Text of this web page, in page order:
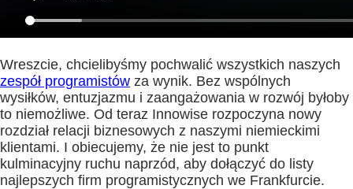
Wreszcie, chcielibyśmy pochwalić wszystkich naszych
zespół programistów za wynik. Bez wspólnych
wysiłków, entuzjazmu i zaangażowania w rozwój byłoby
to niemożliwe. Od teraz Innowise rozpoczyna nowy
rozdział relacji biznesowych z naszymi niemieckimi
klientami. I obiecujemy, że nie jest to punkt
kulminacyjny ruchu naprzód, aby dołączyć do listy
najlepszych firm programistycznych we Frankfurcie.